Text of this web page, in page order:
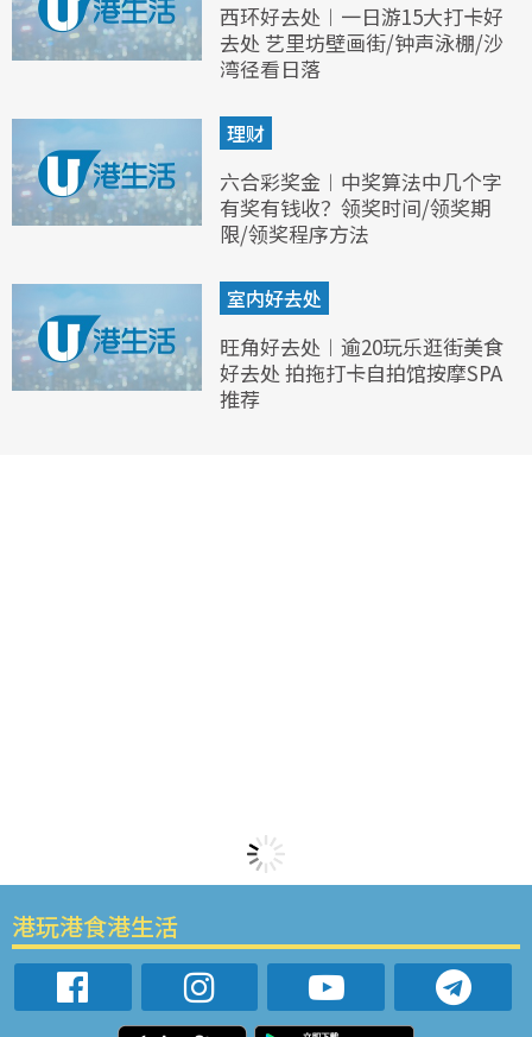
西环好去处︱一日游15大打卡好
去处 艺里坊壁画街/钟声泳棚/沙
湾径看日落
理财
六合彩奖金︱中奖算法中几个字
有奖有钱收？领奖时间/领奖期
限/领奖程序方法
室内好去处
旺角好去处︱逾20玩乐逛街美食
好去处 拍拖打卡自拍馆按摩SPA
推荐
港玩港食港生活